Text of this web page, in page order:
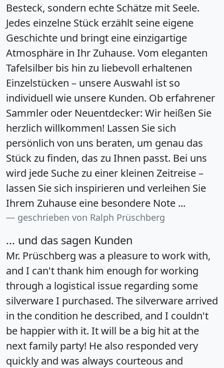
Besteck, sondern echte Schätze mit Seele.
Jedes einzelne Stück erzählt seine eigene
Geschichte und bringt eine einzigartige
Atmosphäre in Ihr Zuhause. Vom eleganten
Tafelsilber bis hin zu liebevoll erhaltenen
Einzelstücken – unsere Auswahl ist so
individuell wie unsere Kunden. Ob erfahrener
Sammler oder Neuentdecker: Wir heißen Sie
herzlich willkommen! Lassen Sie sich
persönlich von uns beraten, um genau das
Stück zu finden, das zu Ihnen passt. Bei uns
wird jede Suche zu einer kleinen Zeitreise –
lassen Sie sich inspirieren und verleihen Sie
Ihrem Zuhause eine besondere Note ...
geschrieben von Ralph Prüschberg
... und das sagen Kunden
Mr. Prüschberg was a pleasure to work with,
and I can't thank him enough for working
through a logistical issue regarding some
silverware I purchased. The silverware arrived
in the condition he described, and I couldn't
be happier with it. It will be a big hit at the
next family party! He also responded very
quickly and was always courteous and